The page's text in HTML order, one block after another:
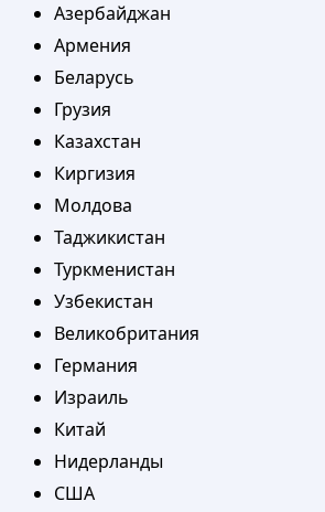
Азербайджан
Армения
Беларусь
Грузия
Казахстан
Киргизия
Молдова
Таджикистан
Туркменистан
Узбекистан
Великобритания
Германия
Израиль
Китай
Нидерланды
США